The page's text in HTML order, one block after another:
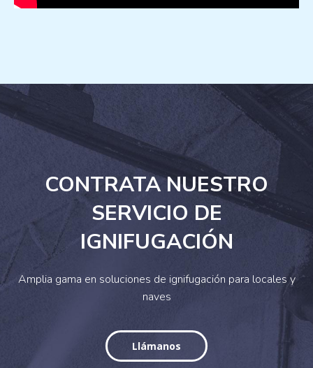
CONTRATA NUESTRO
SERVICIO DE
IGNIFUGACIÓN
Amplia gama en soluciones de ignifugación para locales y
naves
Llámanos